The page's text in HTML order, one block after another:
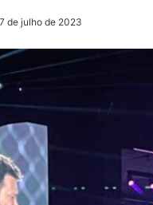
de julho de 2023